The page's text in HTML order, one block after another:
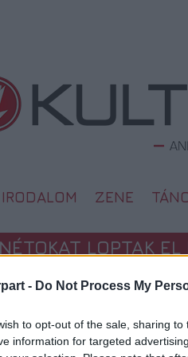
- Do Not Process My
to opt-out of the sale, sharing
information for targeted
IRODALOM ZENE
LOPTAK EL